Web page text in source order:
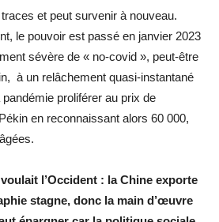
et peut survenir à nouveau.
le pouvoir est passé en janvier 2023
sévère de « no-covid », peut-être
à un relâchement quasi-instantané
proliférer au prix de
en reconnaissant alors 60 000,
l’Occident : la Chine exporte
stagne, donc la main d’œuvre